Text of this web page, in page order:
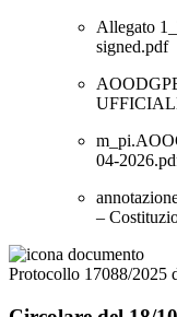
Allegato
signed.pdf
04-
–
Protocollo 17088/2025